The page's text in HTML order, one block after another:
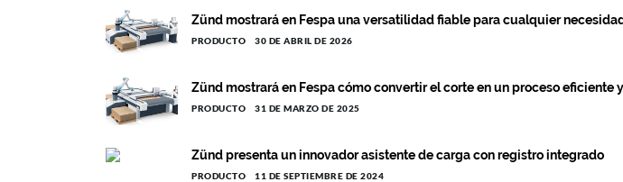
Zünd mostrará en Fespa una versatilidad fiable para cualquier
PRODUCTO 30 DE ABRIL DE 2026
Zünd mostrará en Fespa cómo convertir el corte en un proceso eficiente
PRODUCTO 31 DE MARZO DE 2025
Zünd presenta un innovador asistente de carga con registro integrado
PRODUCTO 11 DE SEPTIEMBRE DE 2024